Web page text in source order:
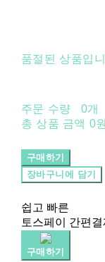
품절된 상품입
주문 수량
0개
총 상품 금액 0원
구매하기
장바구니에 담기
쉽고 빠른
토스페이 간편결
구매하기